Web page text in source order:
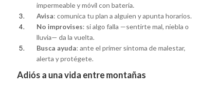
impermeable y móvil con batería.
Avisa: comunica tu plan a alguien y apunta horarios.
No improvises: si algo falla —sentirte mal, niebla o
lluvia— da la vuelta.
Busca ayuda: ante el primer síntoma de malestar,
alerta y protégete.
Adiós a una vida entre montañas